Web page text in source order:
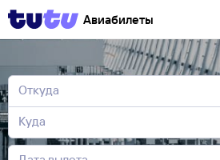
Авиабилеты